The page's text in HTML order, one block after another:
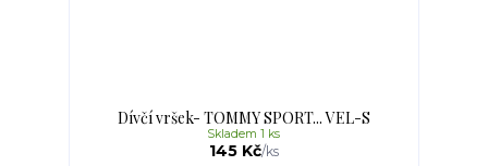
Dívčí vršek- TOMMY SPORT... VEL-S
145 Kč/ks
Skladem 1 ks